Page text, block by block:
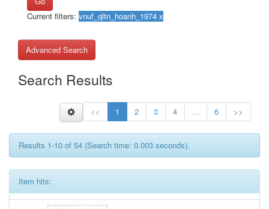
Current filters:
Advanced Search
Search Results
<< 1 2 3 4 ... 6 >>
Results 1-10 of 54 (Search time: 0.003 seconds).
Item hits: